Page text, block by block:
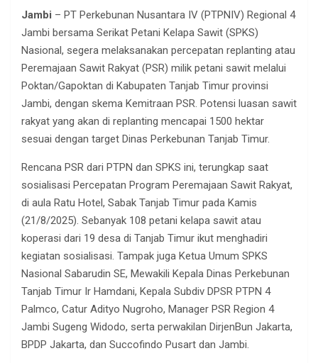
Jambi – PT Perkebunan Nusantara IV (PTPNIV) Regional 4
Jambi bersama Serikat Petani Kelapa Sawit (SPKS)
Nasional, segera melaksanakan percepatan replanting atau
Peremajaan Sawit Rakyat (PSR) milik petani sawit melalui
Poktan/Gapoktan di Kabupaten Tanjab Timur provinsi
Jambi, dengan skema Kemitraan PSR. Potensi luasan sawit
rakyat yang akan di replanting mencapai 1500 hektar
sesuai dengan target Dinas Perkebunan Tanjab Timur.
Rencana PSR dari PTPN dan SPKS ini, terungkap saat
sosialisasi Percepatan Program Peremajaan Sawit Rakyat,
di aula Ratu Hotel, Sabak Tanjab Timur pada Kamis
(21/8/2025). Sebanyak 108 petani kelapa sawit atau
koperasi dari 19 desa di Tanjab Timur ikut menghadiri
kegiatan sosialisasi. Tampak juga Ketua Umum SPKS
Nasional Sabarudin SE, Mewakili Kepala Dinas Perkebunan
Tanjab Timur Ir Hamdani, Kepala Subdiv DPSR PTPN 4
Palmco, Catur Adityo Nugroho, Manager PSR Region 4
Jambi Sugeng Widodo, serta perwakilan DirjenBun Jakarta,
BPDP Jakarta, dan Succofindo Pusart dan Jambi.